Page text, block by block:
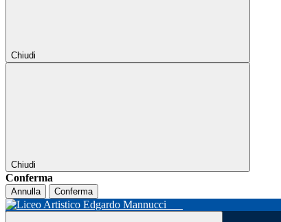
Chiudi
Chiudi
Conferma
Annulla Conferma